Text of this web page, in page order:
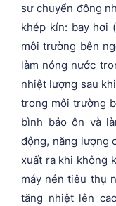
sự chuyển động
khép kín: bay hơi
môi trường bên
làm nóng nước
nhiệt lượng sau
trong môi trường
bình bảo ôn và
động, năng lượng
xuất ra khi không
máy nén tiêu thụ
tăng nhiệt lên